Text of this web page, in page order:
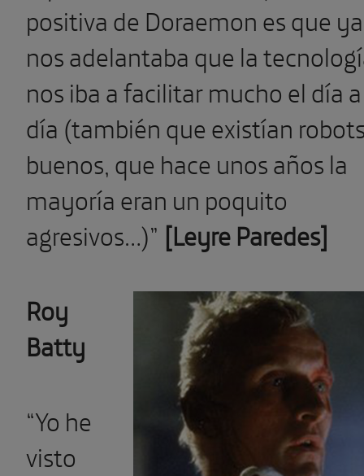
positiva de Doraemon es que ya
nos adelantaba que la
nos iba a facilitar mucho el día a
día (también que existían
buenos, que hace unos años la
mayoría eran un poquito
agresivos…)” [Leyre Paredes]
Roy
Batty
“Yo he
visto